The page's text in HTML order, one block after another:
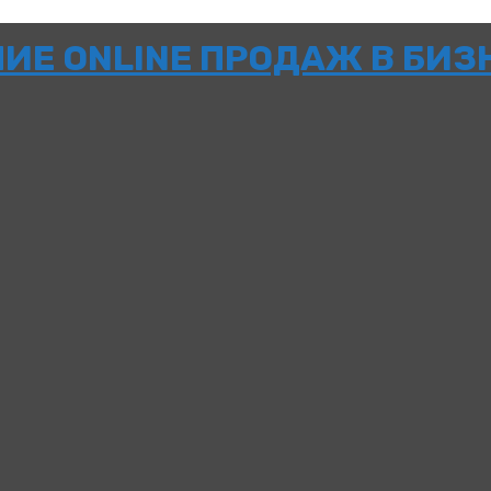
ONLINE ПРОДАЖ В